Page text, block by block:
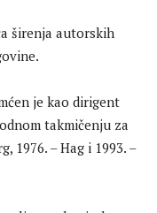
širenja autorskih
je kao dirigent
takmičenju za
1976. – Hag i 1993. –